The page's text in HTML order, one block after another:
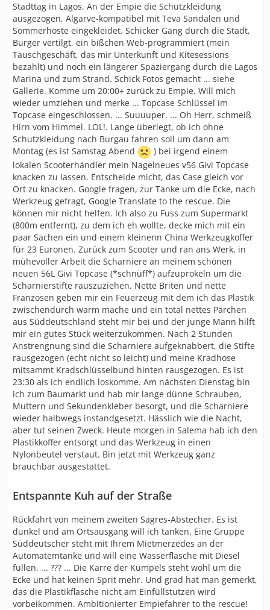
Stadttag in Lagos. An der Empie die Schutzkleidung
ausgezogen, Algarve-kompatibel mit Teva Sandalen und
Sommerhoste eingekleidet. Schicker Gang durch die Stadt,
Burger vertilgt, ein bißchen Web-programmiert (mein
Tauschgeschäft, das mir Unterkunft und Kitesessions
bezahlt) und noch ein längerer Spaziergang durch die Lagos
Marina und zum Strand. Schick Fotos gemacht ... siehe
Gallerie. Komme um 20:00+ zurück zu Empie. Will mich
wieder umziehen und merke ... Topcase Schlüssel im
Topcase eingeschlossen. ... Suuuuper. ... Oh Herr, schmeiß
Hirn vom Himmel. LOL!. Lange überlegt, ob ich ohne
Schutzkleidung nach Burgau fahren soll um dann am
Montag (es ist Samstag Abend
) bei irgend einem
lokalen Scooterhändler mein Nagelneues v56 Givi Topcase
knacken zu lassen. Entscheide micht, das Case gleich vor
Ort zu knacken. Google fragen, zur Tanke um die Ecke, nach
Werkzeug gefragt, Google Translate to the rescue. Die
können mir nicht helfen. Ich also zu Fuss zum Supermarkt
(800m entfernt), zu dem ich eh wollte, decke mich mit ein
paar Sachen ein und einem kleinenn China Werkzeugkoffer
für 23 Euronen. Zurück zum Scooter und ran ans Werk, in
mühevoller Arbeit die Scharniere an meinem schönen
neuen 56L Givi Topcase (*schnüff*) aufzuprokeln um die
Scharnierstifte rauszuziehen. Nette Briten und nette
Franzosen geben mir ein Feuerzeug mit dem ich das Plastik
zwischendurch warm mache und ein total nettes Pärchen
aus Süddeutschland steht mir bei und der junge Mann hilft
mir ein gutes Stück weiterzukommen. Nach 2 Stunden
Anstrengnung sind die Scharniere aufgeknabbert, die Stifte
rausgezogen (echt nicht so leicht) und meine Kradhose
mitsammt Kradschlüsselbund hinten rausgezogen. Es ist
23:30 als ich endlich loskomme. Am nächsten Dienstag bin
ich zum Baumarkt und hab mir lange dünne Schrauben,
Muttern und Sekundenkleber besorgt, und die Scharniere
wieder halbwegs instandgesetzt. Hässlich wie die Nacht,
aber tut seinen Zweck. Heute morgen in Salema hab ich den
Plastikkoffer entsorgt und das Werkzeug in einen
Nylonbeutel verstaut. Bin jetzt mit Werkzeug ganz
brauchbar ausgestattet.
Entspannte Kuh auf der Straße
Rückfahrt von meinem zweiten Sagres-Abstecher. Es ist
dunkel und am Ortsausgang will ich tanken. Eine Gruppe
Süddeutscher steht mit Ihrem Mietmerzedes an der
Automatemtanke und will eine Wasserflasche mit Diesel
füllen. ... ??? ... Die Karre der Kumpels steht wohl um die
Ecke und hat keinen Sprit mehr. Und grad hat man gemerkt,
das die Plastikflasche nicht am Einfüllstutzen wird
vorbeikommen. Ambitionierter Empiefahrer to the rescue!